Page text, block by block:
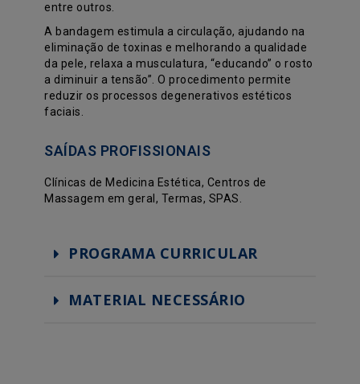
entre outros.
A bandagem estimula a circulação, ajudando na
eliminação de toxinas e melhorando a qualidade
da pele, relaxa a musculatura, “educando” o rosto
a diminuir a tensão”. O procedimento permite
reduzir os processos degenerativos estéticos
faciais.
SAÍDAS PROFISSIONAIS
Clínicas de Medicina Estética, Centros de
Massagem em geral, Termas, SPAS.
PROGRAMA CURRICULAR
MATERIAL NECESSÁRIO